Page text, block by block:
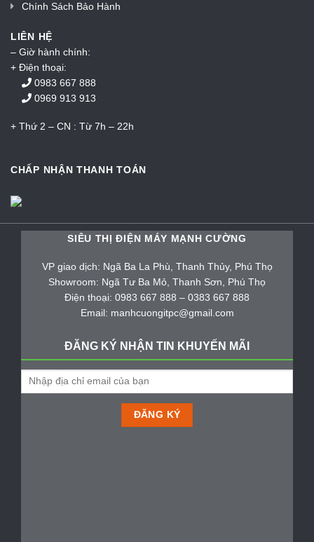
Chính Sách Bảo Hành
LIÊN HỆ
– Giờ hành chính:
+ Điện thoại:
0983 667 888
0969 913 913
+ Thứ 2 – CN : Từ 7h – 22h
CHẤP NHẬN THANH TOÁN
SIÊU THỊ ĐIỆN MÁY MẠNH CƯỜNG
VP giao dịch: Ngã Ba La Phù, Thanh Thủy, Phú Thọ
Showroom: Ngã Tư Ba Mỏ, Thanh Sơn, Phú Thọ
Điện thoại: 0983 667 888 – 0383 667 888
Email: manhcuongitpc@gmail.com
ĐĂNG KÝ NHẬN TIN KHUYẾN MÃI